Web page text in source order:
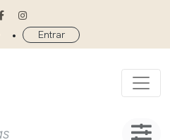
• Entrar